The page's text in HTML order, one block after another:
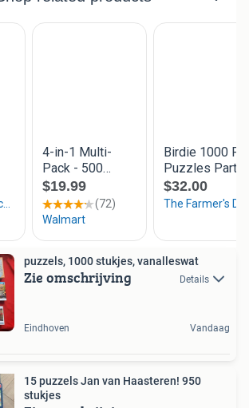
puzzels, 1000 stukjes, vanalleswat
Zie omschrijving Details
Eindhoven Vandaag
15 puzzels Jan van Haasteren! 950
stukjes